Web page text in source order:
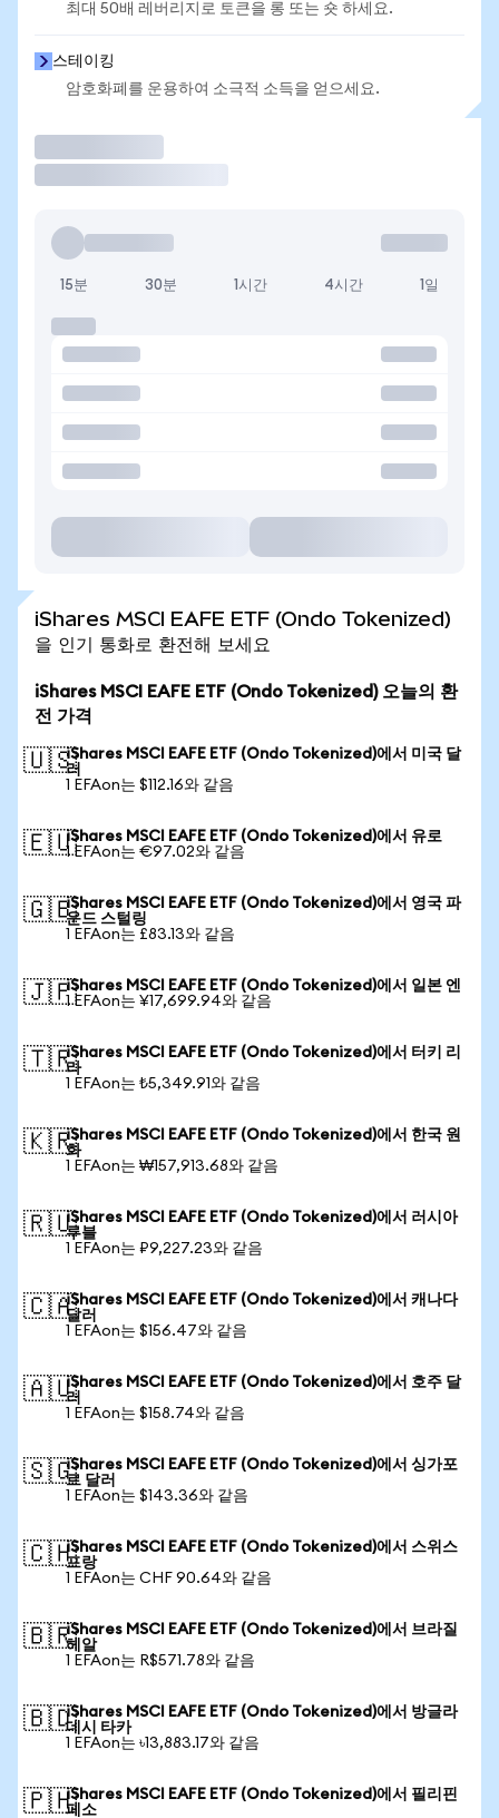
최대 50배 레버리지로 토큰을 롱 또는 숏 하세요.
스테이킹
암호화폐를 운용하여 소극적 소득을 얻으세요.
15분 30분 1시간 4시간 1일
iShares MSCI EAFE ETF (Ondo Tokenized)
을 인기 통화로 환전해 보세요
iShares MSCI EAFE ETF (Ondo Tokenized) 오늘의 환
전 가격
🇺🇸iShares MSCI EAFE ETF (Ondo Tokenized)에서 미국 달
러
1 EFAon는 $112.16와 같음
🇪🇺iShares MSCI EAFE ETF (Ondo Tokenized)에서 유로
1 EFAon는 €97.02와 같음
🇬🇧iShares MSCI EAFE ETF (Ondo Tokenized)에서 영국 파
운드 스털링
1 EFAon는 £83.13와 같음
🇯🇵iShares MSCI EAFE ETF (Ondo Tokenized)에서 일본 엔
1 EFAon는 ¥17,699.94와 같음
🇹🇷iShares MSCI EAFE ETF (Ondo Tokenized)에서 터키 리
라
1 EFAon는 ₺5,349.91와 같음
🇰🇷iShares MSCI EAFE ETF (Ondo Tokenized)에서 한국 원
화
1 EFAon는 ₩157,913.68와 같음
🇷🇺iShares MSCI EAFE ETF (Ondo Tokenized)에서 러시아
루블
1 EFAon는 ₽9,227.23와 같음
🇨🇦iShares MSCI EAFE ETF (Ondo Tokenized)에서 캐나다
달러
1 EFAon는 $156.47와 같음
🇦🇺iShares MSCI EAFE ETF (Ondo Tokenized)에서 호주 달
러
1 EFAon는 $158.74와 같음
🇸🇬iShares MSCI EAFE ETF (Ondo Tokenized)에서 싱가포
르 달러
1 EFAon는 $143.36와 같음
🇨🇭iShares MSCI EAFE ETF (Ondo Tokenized)에서 스위스
프랑
1 EFAon는 CHF 90.64와 같음
🇧🇷iShares MSCI EAFE ETF (Ondo Tokenized)에서 브라질
헤알
1 EFAon는 R$571.78와 같음
🇧🇩iShares MSCI EAFE ETF (Ondo Tokenized)에서 방글라
데시 타카
1 EFAon는 ৳13,883.17와 같음
🇵🇭iShares MSCI EAFE ETF (Ondo Tokenized)에서 필리핀
페소